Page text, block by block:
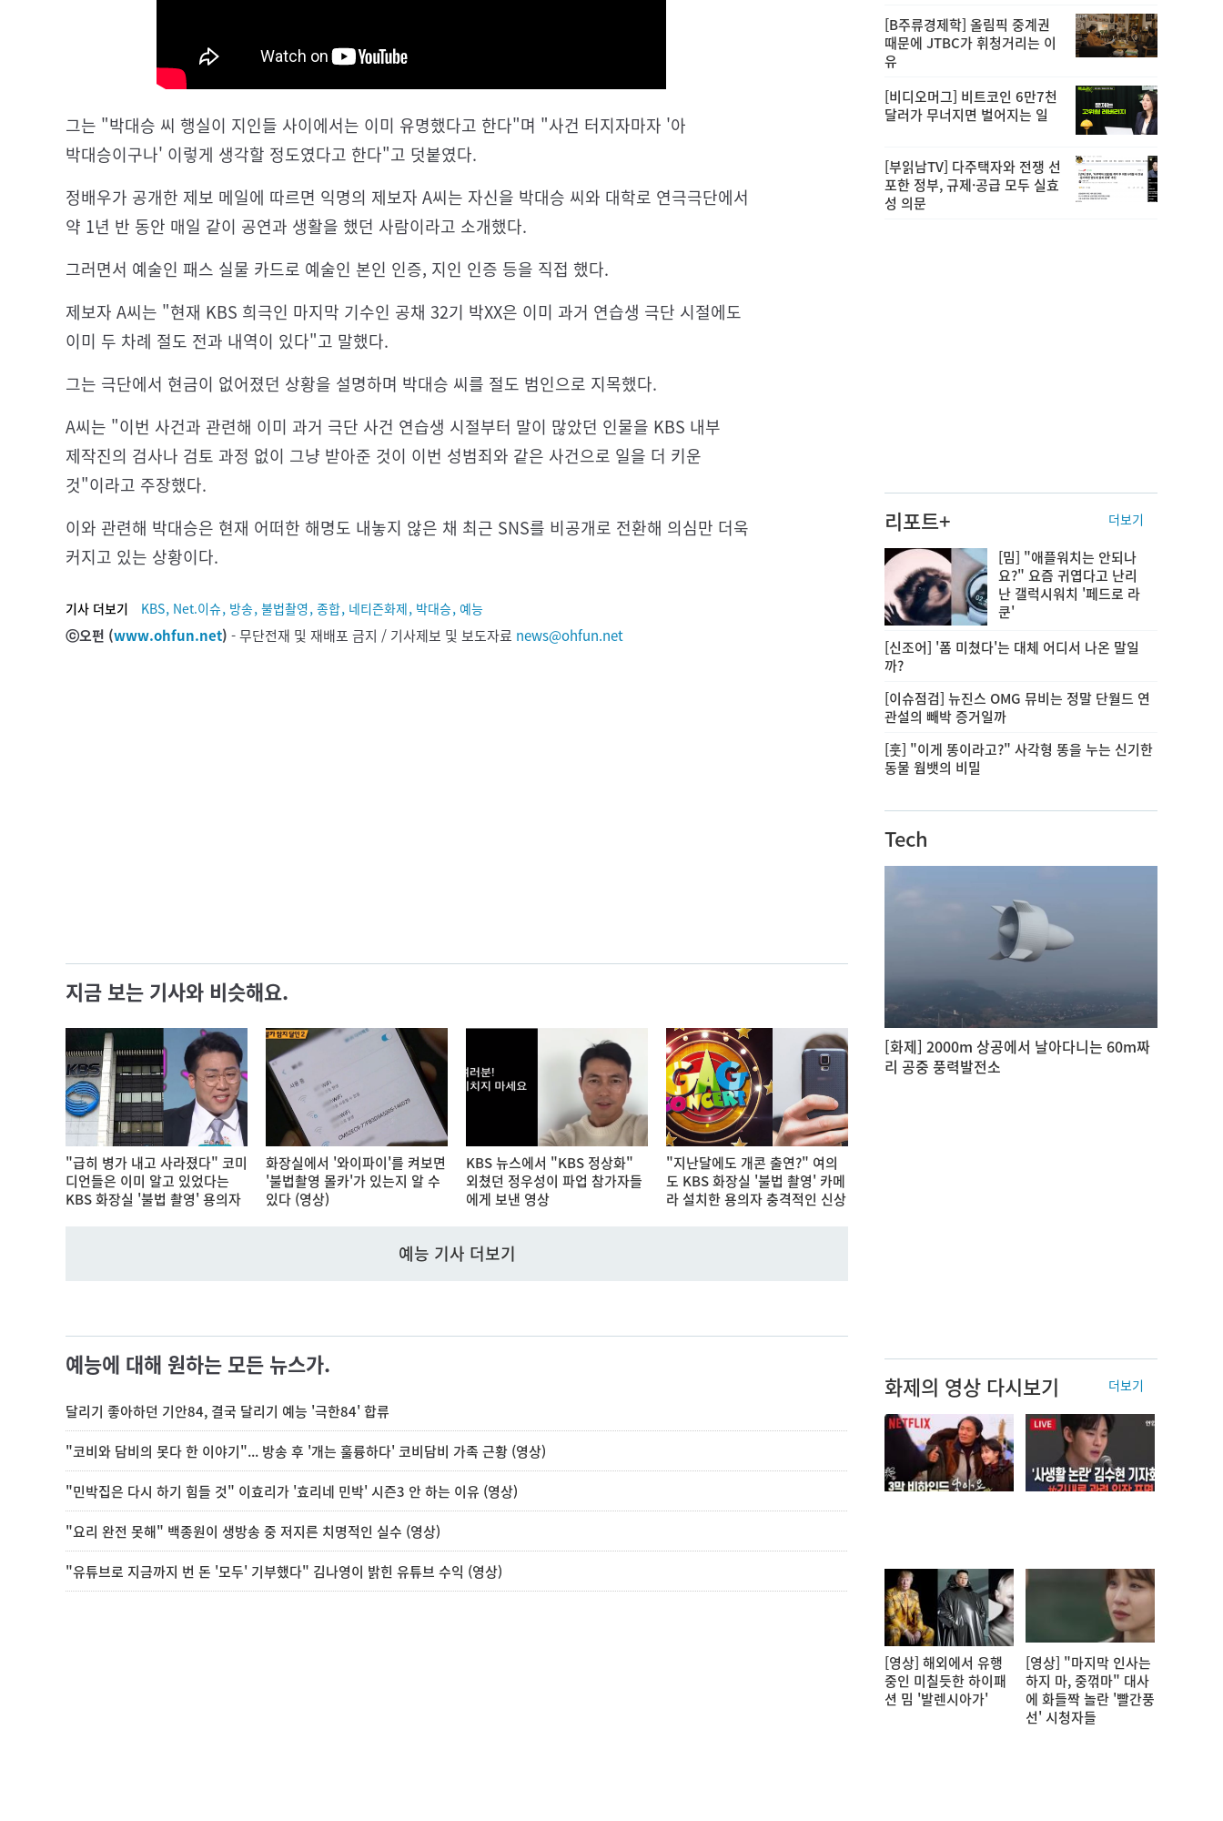
그는 "박대승 씨 행실이 지인들 사이에서는 이미 유명했다고 한다"며 "사건 터지자마자 '아
박대승이구나' 이렇게 생각할 정도였다고 한다"고 덧붙였다.
정배우가 공개한 제보 메일에 따르면 익명의 제보자 A씨는 자신을 박대승 씨와 대학로 연극극단에서
약 1년 반 동안 매일 같이 공연과 생활을 했던 사람이라고 소개했다.
그러면서 예술인 패스 실물 카드로 예술인 본인 인증, 지인 인증 등을 직접 했다.
제보자 A씨는 "현재 KBS 희극인 마지막 기수인 공채 32기 박XX은 이미 과거 연습생 극단 시절에도
이미 두 차례 절도 전과 내역이 있다"고 말했다.
그는 극단에서 현금이 없어졌던 상황을 설명하며 박대승 씨를 절도 범인으로 지목했다.
A씨는 "이번 사건과 관련해 이미 과거 극단 사건 연습생 시절부터 말이 많았던 인물을 KBS 내부
제작진의 검사나 검토 과정 없이 그냥 받아준 것이 이번 성범죄와 같은 사건으로 일을 더 키운
것"이라고 주장했다.
이와 관련해 박대승은 현재 어떠한 해명도 내놓지 않은 채 최근 SNS를 비공개로 전환해 의심만 더욱
커지고 있는 상황이다.
기사 더보기 KBS, Net.이슈, 방송, 불법촬영, 종합, 네티즌화제, 박대승, 예능
ⓒ오펀 (www.ohfun.net) - 무단전재 및 재배포 금지 / 기사제보 및 보도자료 news@ohfun.net
지금 보는 기사와 비슷해요.
"급히 병가 내고 사라졌다" 코미
디언들은 이미 알고 있었다는
KBS 화장실 '불법 촬영' 용의자
화장실에서 '와이파이'를 켜보면
'불법촬영 몰카'가 있는지 알 수
있다 (영상)
KBS 뉴스에서 "KBS 정상화"
외쳤던 정우성이 파업 참가자들
에게 보낸 영상
"지난달에도 개콘 출연?" 여의
도 KBS 화장실 '불법 촬영' 카메
라 설치한 용의자 충격적인 신상
예능 기사 더보기
예능에 대해 원하는 모든 뉴스가.
달리기 좋아하던 기안84, 결국 달리기 예능 '극한84' 합류
"코비와 담비의 못다 한 이야기"... 방송 후 '개는 훌륭하다' 코비담비 가족 근황 (영상)
"민박집은 다시 하기 힘들 것" 이효리가 '효리네 민박' 시즌3 안 하는 이유 (영상)
"요리 완전 못해" 백종원이 생방송 중 저지른 치명적인 실수 (영상)
"유튜브로 지금까지 번 돈 '모두' 기부했다" 김나영이 밝힌 유튜브 수익 (영상)
[B주류경제학] 올림픽 중계권
때문에 JTBC가 휘청거리는 이
유
[비디오머그] 비트코인 6만7천
달러가 무너지면 벌어지는 일
[부읽남TV] 다주택자와 전쟁 선
포한 정부, 규제·공급 모두 실효
성 의문
리포트+ 더보기
[밈] "애플워치는 안되나
요?" 요즘 귀엽다고 난리
난 갤럭시워치 '페드로 라
쿤'
[신조어] '폼 미쳤다'는 대체 어디서 나온 말일
까?
[이슈점검] 뉴진스 OMG 뮤비는 정말 단월드 연
관설의 빼박 증거일까
[훗] "이게 똥이라고?" 사각형 똥을 누는 신기한
동물 웜뱃의 비밀
Tech
[화제] 2000m 상공에서 날아다니는 60m짜
리 공중 풍력발전소
화제의 영상 다시보기 더보기
[영상] 해외에서 유행
중인 미칠듯한 하이패
션 밈 '발렌시아가'
[영상] "마지막 인사는
하지 마, 중꺾마" 대사
에 화들짝 놀란 '빨간풍
선' 시청자들